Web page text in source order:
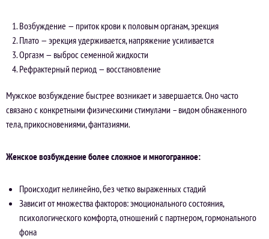
Возбуждение — приток крови к половым органам, эрекция
Плато — эрекция удерживается, напряжение усиливается
Оргазм — выброс семенной жидкости
Рефрактерный период — восстановление
Мужское возбуждение быстрее возникает и завершается. Оно часто
связано с конкретными физическими стимулами – видом обнаженного
тела, прикосновениями, фантазиями.
Женское возбуждение более сложное и многогранное:
Происходит нелинейно, без четко выраженных стадий
Зависит от множества факторов: эмоционального состояния,
психологического комфорта, отношений с партнером, гормонального
фона